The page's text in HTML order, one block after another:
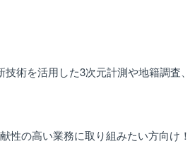
術を活用した3次元計測や地籍調査
の高い業務に取り組みたい方向け！